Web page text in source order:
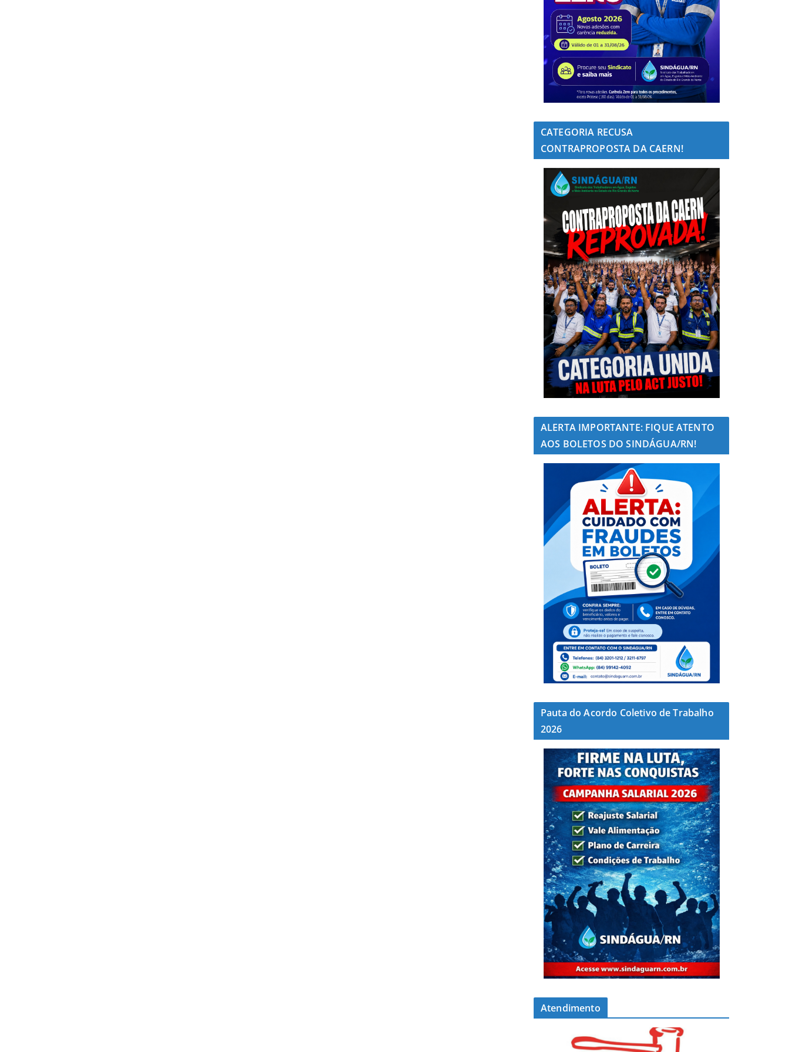
CATEGORIA RECUSA
CONTRAPROPOSTA DA CAERN!
ALERTA IMPORTANTE: FIQUE ATENTO
AOS BOLETOS DO SINDÁGUA/RN!
Pauta do Acordo Coletivo de Trabalho
2026
Atendimento